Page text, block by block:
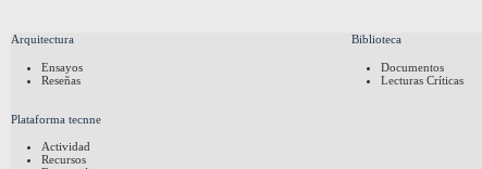
Arquitectura
Ensayos
Reseñas
Biblioteca
Documentos
Lecturas Críticas
Plataforma tecnne
Actividad
Recursos